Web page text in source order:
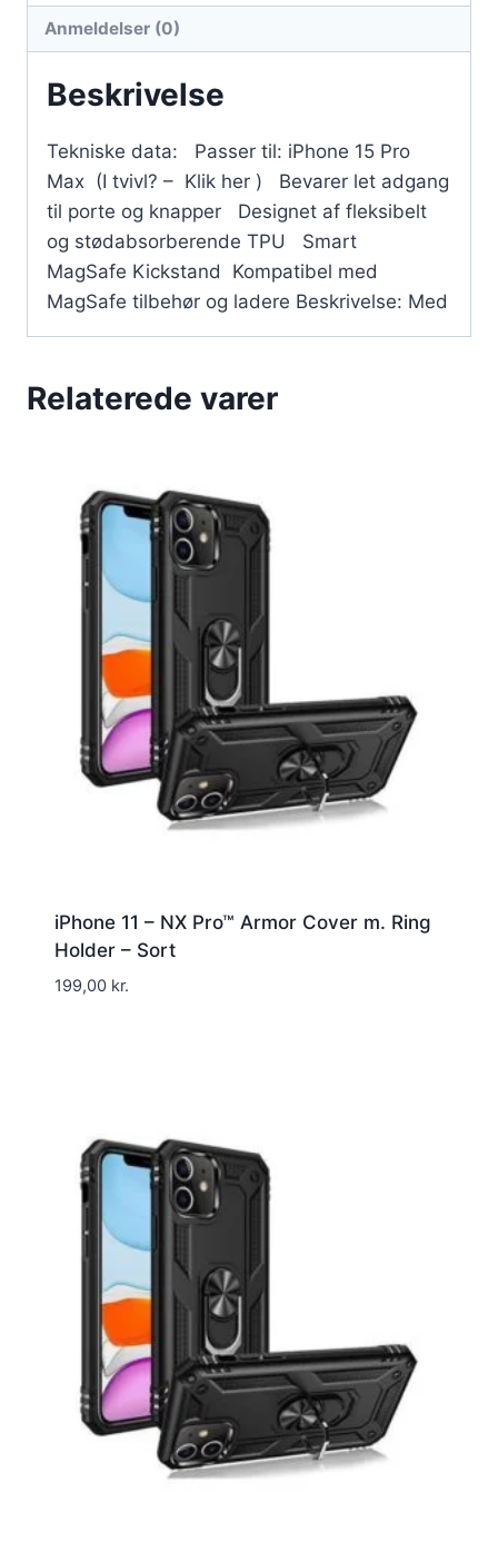
Anmeldelser (0)
Beskrivelse
Tekniske data: Passer til: iPhone 15 Pro
Max (I tvivl? – Klik her ) Bevarer let adgang
til porte og knapper Designet af fleksibelt
og stødabsorberende TPU Smart
MagSafe Kickstand Kompatibel med
MagSafe tilbehør og ladere Beskrivelse: Med
Relaterede varer
iPhone 11 – NX Pro™ Armor Cover m. Ring
Holder – Sort
199,00 kr.